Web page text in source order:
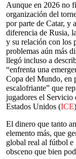
Aunque en 2026 no
organización del
por parte de Catar, y
diferencia de Rusia,
y su relación con los
problemas aún más
llegó incluso a
“enfrenta una
Copa del Mundo, en
escalofriante” que
jugadores el
Estados Unidos (ICE
El dinero que tanto
elemento más, que
global real al fútbol e
obsceno que bien